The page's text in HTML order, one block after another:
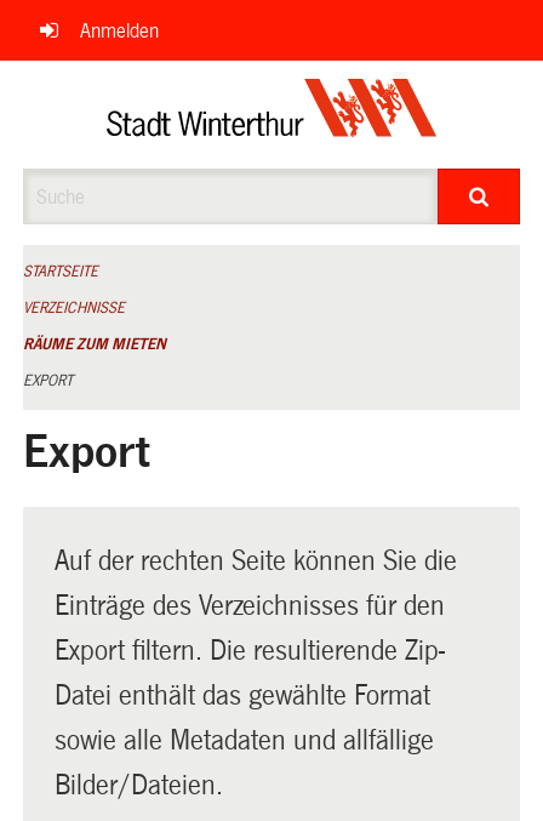
Navigation
überspringen
Anmelden
STARTSEITE
VERZEICHNISSE
RÄUME ZUM MIETEN
EXPORT
Export
Auf der rechten Seite können Sie die
Einträge des Verzeichnisses für den
Export filtern. Die resultierende Zip-
Datei enthält das gewählte Format
sowie alle Metadaten und allfällige
Bilder/Dateien.